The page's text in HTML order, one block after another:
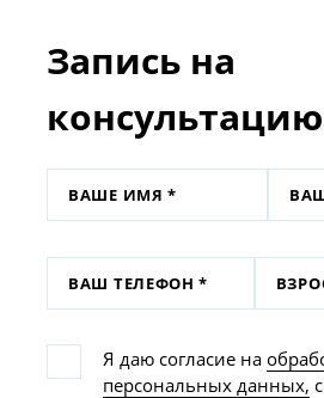
Запись на
консультацию
Я даю согласие на
персональных данных,